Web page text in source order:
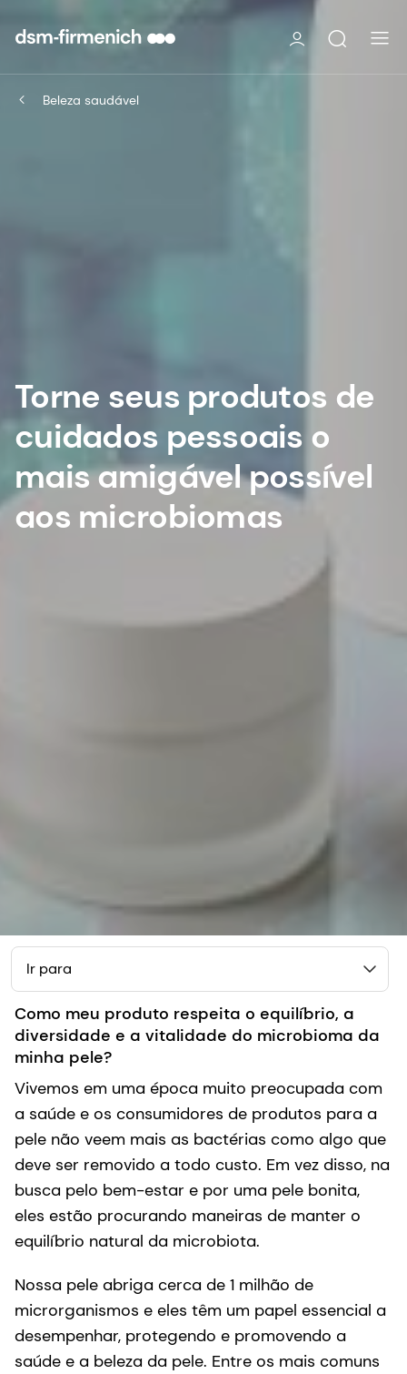
Beleza saudável
Torne seus produtos de
cuidados pessoais o
mais amigável possível
aos microbiomas
Ir para
Como meu produto respeita o equilíbrio, a
diversidade e a vitalidade do microbioma da
minha pele?
Vivemos em uma época muito preocupada com
a saúde e os consumidores de produtos para a
pele não veem mais as bactérias como algo que
deve ser removido a todo custo. Em vez disso, na
busca pelo bem-estar e por uma pele bonita,
eles estão procurando maneiras de manter o
equilíbrio natural da microbiota.
Nossa pele abriga cerca de 1 milhão de
microrganismos e eles têm um papel essencial a
desempenhar, protegendo e promovendo a
saúde e a beleza da pele. Entre os mais comuns